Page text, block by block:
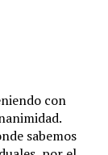
con
sabemos